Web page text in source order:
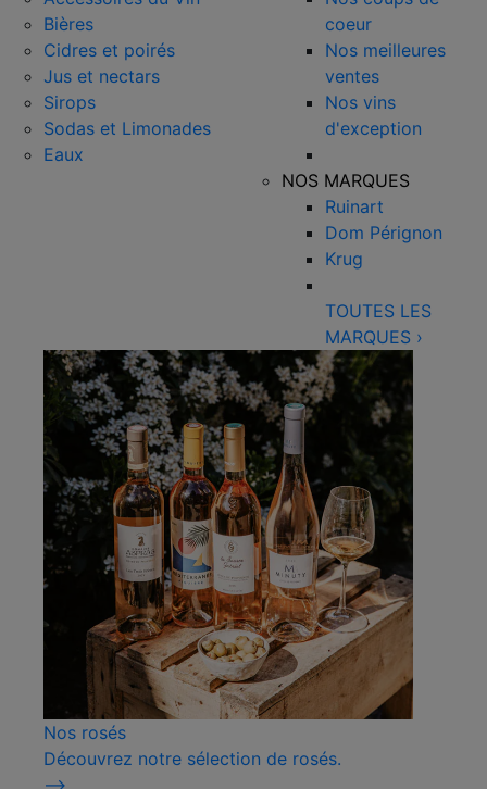
Bières
Cidres et poirés
Jus et nectars
Sirops
Sodas et Limonades
Eaux
coeur
Nos meilleures
ventes
Nos vins
d'exception
NOS MARQUES
Ruinart
Dom Pérignon
Krug
TOUTES LES
MARQUES ›
Nos rosés
Découvrez notre sélection de rosés.
⟶